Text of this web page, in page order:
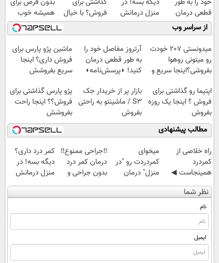
قطعی درمان
کنید!
◗پرسش‌نامه◖
منزل درمانش
کن
(◀پرسش‌نامه)
فروش؟ با خیال
راحت بفروش
همیشه خوب
کن! (قدم اول،
پرسش‌نامه)
از سراسر وب
میدونستی 207 خودت
رو میتونی روهوا
بفروشی؟اینجا سریع و
آرتروز مفاصل خود را
به طور قطعی درمان
کنید! ◗پرسش‌نامه◖
ماشین پژو پارس برای
فروش داری؟ اینجا
سریع بفروشش
اپتیما رو گذاشتی برای
فروش ؟ اینجا یک روزه
بفروش
بازار پر از خریدار جک
S3 / ماشینتو به راحتی
بفروش
پژو پارس گذاشتی برای
فروش؟؟ اینجا راحت
بفروشش
مطالب پیشنهادی
‌راه خلاصی از
کمردرد
همینجاست ◀
فقط کافیه فرم
رو پر کنی!
میخوای
کمردردت رو "در
منزل" درمان
کنی؟ (◂فیلم +
◂پرسش‌نامه)
‼️جراحی ممنوع‼️
درمان کمر درد
بدون جراحی و
دوره نقاهت
کمر درد داری؟
دیگه بسه! در
منزل درمانش
کن
(◀پرسش‌نامه)
نظر شما
نام
ایمیل